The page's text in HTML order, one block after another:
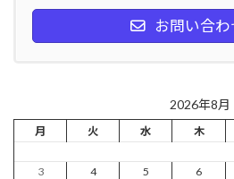
お問い合わ
2026年8月
月 火 水 木
3
4 5 6